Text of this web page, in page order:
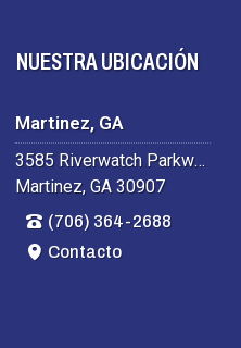
NUESTRA UBICACIÓN
Martinez, GA
3585 Riverwatch Parkway
Martinez, GA 30907
(706) 364-2688
Contacto